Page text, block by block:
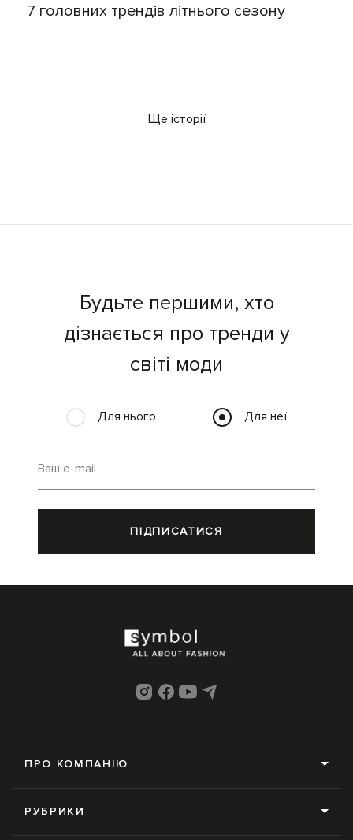
7 головних трендів літнього сезону
Ще історії
Будьте першими, хто
дізнається про тренди у
світі моди
Для нього Для неї
Ваш e-mail
ПІДПИСАТИСЯ
ПРО КОМПАНІЮ
РУБРИКИ